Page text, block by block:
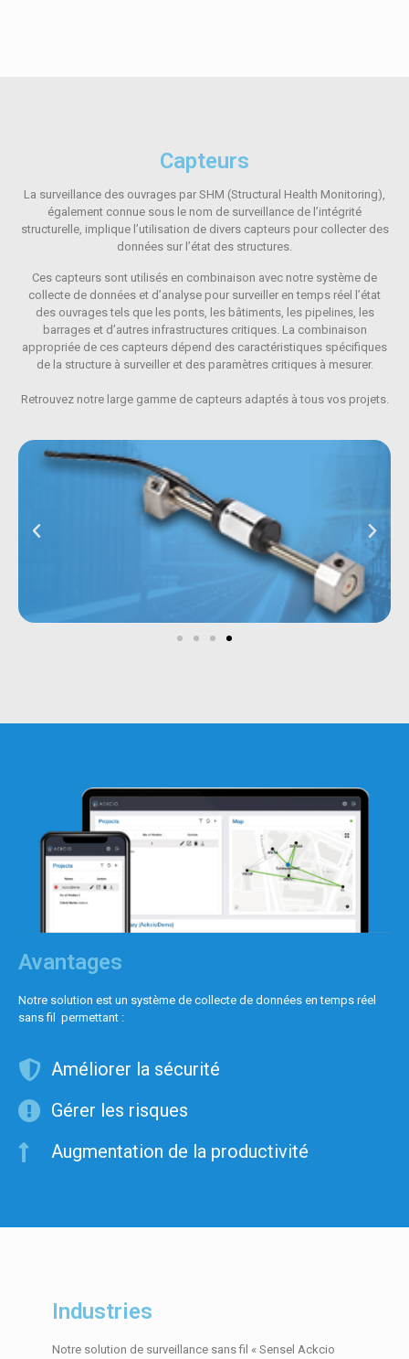
Capteurs
La surveillance des ouvrages par SHM (Structural Health Monitoring),
également connue sous le nom de surveillance de l’intégrité
structurelle, implique l’utilisation de divers capteurs pour collecter des
données sur l’état des structures.
Ces capteurs sont utilisés en combinaison avec notre système de
collecte de données et d’analyse pour surveiller en temps réel l’état
des ouvrages tels que les ponts, les bâtiments, les pipelines, les
barrages et d’autres infrastructures critiques. La combinaison
appropriée de ces capteurs dépend des caractéristiques spécifiques
de la structure à surveiller et des paramètres critiques à mesurer.
Retrouvez notre large gamme de capteurs adaptés à tous vos projets.
Avantages
Notre solution est un système de collecte de données en temps réel
sans fil permettant :
Améliorer la sécurité
Gérer les risques
Augmentation de la productivité
Industries
Notre solution de surveillance sans fil « Sensel Ackcio